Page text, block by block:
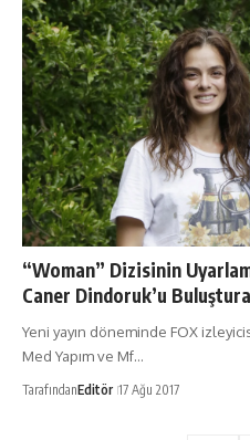
“Woman” Dizisinin
Caner Dindoruk’u
Yeni yayın döneminde FOX
Med Yapım ve Mf…
TarafındanEditör 17 Ağu 2017